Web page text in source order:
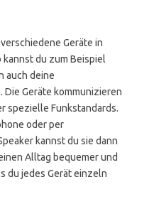
Geräte in
kannst du zum Beispiel
auch deine
Geräte kommunizieren
spezielle Funkstandards.
oder per
kannst du sie dann
Alltag bequemer und
du jedes Gerät einzeln